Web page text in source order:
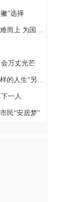
”选择
上 为国攻坚
万丈光芒
生“另一面”？
一人
民“安居梦”